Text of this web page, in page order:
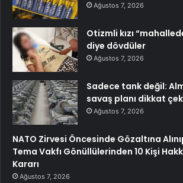
Ağustos 7, 2026
Otizmli kızı
diye dövdüler
Ağustos 7, 2026
Sadece tank değil:
savaş planı dikkat
Ağustos 7, 2026
NATO Zirvesi Öncesinde Gözaltına
Tema Vakfı Gönüllülerinden 10 Kişi
Kararı
Ağustos 7, 2026